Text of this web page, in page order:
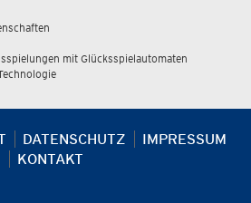
mit Glücksspielautomaten
DATENSCHUTZ
IMPRESSUM
KONTAKT